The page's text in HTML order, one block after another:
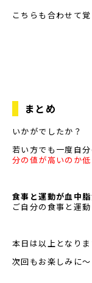
こちらも合わせて
まとめ
いかがでしたか？
若い方でも一度自
分の値が高いのか
食事と運動が血中
ご自分の食事と運
本日は以上となりま
次回もお楽しみに〜